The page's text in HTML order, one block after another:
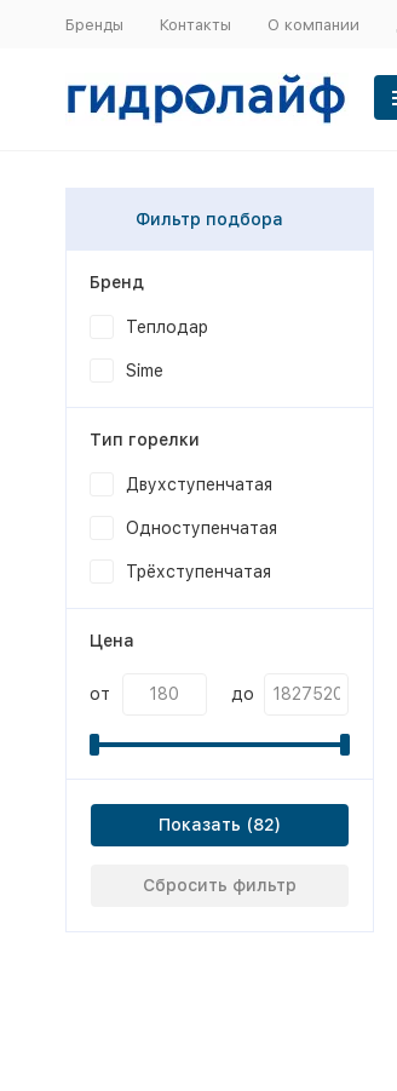
Бренды Контакты О компании
Фильтр подбора
Бренд
Теплодар
Sime
Тип горелки
Двухступенчатая
Одноступенчатая
Трёхступенчатая
Цена
от до
Показать
Сбросить фильтр